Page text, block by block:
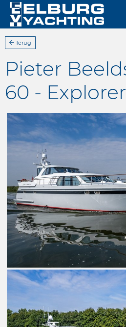
Terug
Pieter
60 -